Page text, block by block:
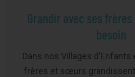
Grandir avec ses
besoin
Dans nos Villages d’Enfants
frères et sœurs